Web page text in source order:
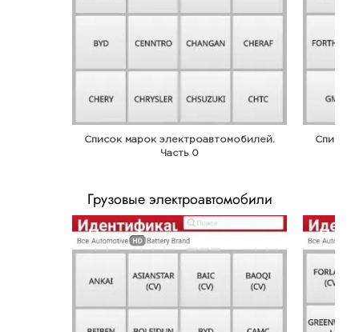
Список марок электроавтомобилей.
Часть 0
Список
Грузовые электроавтомобили